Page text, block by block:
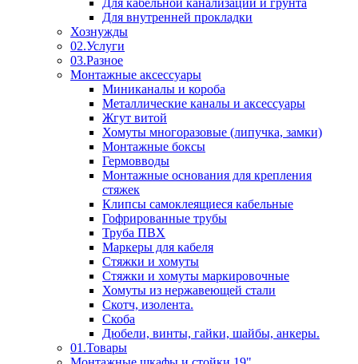
Для кабельной канализации и грунта
Для внутренней прокладки
Хознужды
02.Услуги
03.Разное
Монтажные аксессуары
Миниканалы и короба
Металлические каналы и аксессуары
Жгут витой
Хомуты многоразовые (липучка, замки)
Монтажные боксы
Гермовводы
Монтажные основания для крепления
стяжек
Клипсы самоклеящиеся кабельные
Гофрированные трубы
Труба ПВХ
Маркеры для кабеля
Стяжки и хомуты
Стяжки и хомуты маркировочные
Хомуты из нержавеющей стали
Скотч, изолента.
Скоба
Дюбели, винты, гайки, шайбы, анкеры.
01.Товары